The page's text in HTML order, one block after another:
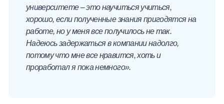
университете – это научиться учиться,
хорошо, если полученные знания пригодятся на
работе, но у меня все получилось не так.
Надеюсь задержаться в компании надолго,
потому что мне все нравится, хоть и
проработал я пока немного».